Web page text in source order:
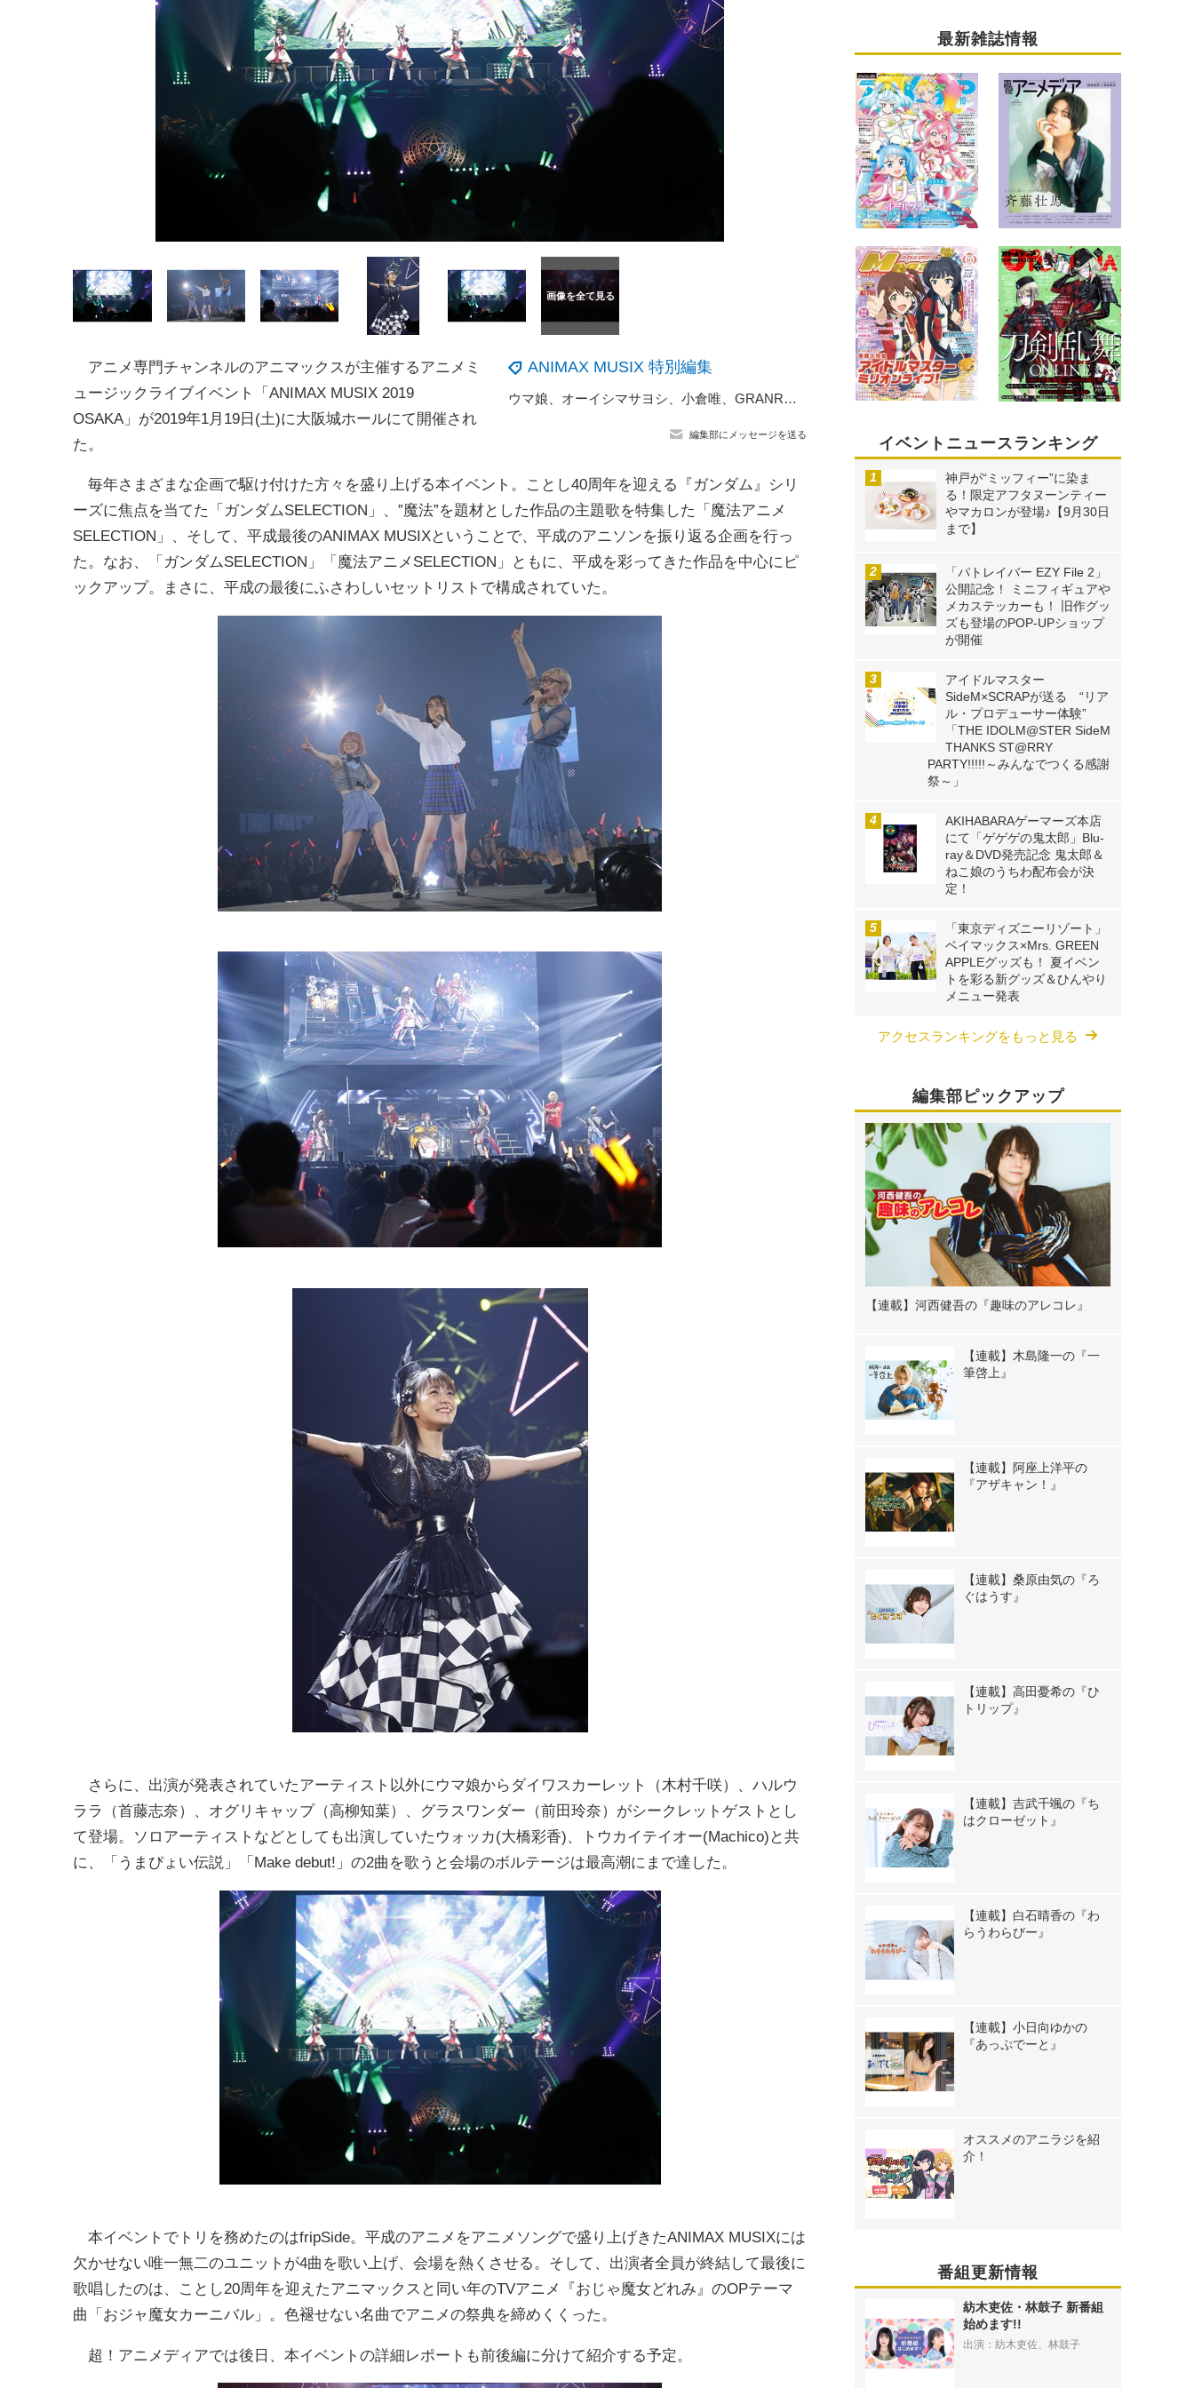
ANIMAX MUSIX 特別編集
ウマ娘、オーイシマサヨシ、小倉唯、GRANRODEOら総勢23組のアーティストに横浜アリ熱狂！「ANIMAX MUSIX 2022」公式レポ
編集部にメッセージを送る
アニメ専門チャンネルのアニマックスが主催するアニメミ
ュージックライブイベント「ANIMAX MUSIX 2019
OSAKA」が2019年1月19日(土)に大阪城ホールにて開催され
た。
毎年さまざまな企画で駆け付けた方々を盛り上げる本イベント。ことし40周年を迎える『ガンダム』シリ
ーズに焦点を当てた「ガンダムSELECTION」、”魔法”を題材とした作品の主題歌を特集した「魔法アニメ
SELECTION」、そして、平成最後のANIMAX MUSIXということで、平成のアニソンを振り返る企画を行っ
た。なお、「ガンダムSELECTION」「魔法アニメSELECTION」ともに、平成を彩ってきた作品を中心にピ
ックアップ。まさに、平成の最後にふさわしいセットリストで構成されていた。
さらに、出演が発表されていたアーティスト以外にウマ娘からダイワスカーレット（木村千咲）、ハルウ
ララ（首藤志奈）、オグリキャップ（高柳知葉）、グラスワンダー（前田玲奈）がシークレットゲストとし
て登場。ソロアーティストなどとしても出演していたウォッカ(大橋彩香)、トウカイテイオー(Machico)と共
に、「うまぴょい伝説」「Make debut!」の2曲を歌うと会場のボルテージは最高潮にまで達した。
本イベントでトリを務めたのはfripSide。平成のアニメをアニメソングで盛り上げきたANIMAX MUSIXには
欠かせない唯一無二のユニットが4曲を歌い上げ、会場を熱くさせる。そして、出演者全員が終結して最後に
歌唱したのは、ことし20周年を迎えたアニマックスと同い年のTVアニメ『おじゃ魔女どれみ』のOPテーマ
曲「おジャ魔女カーニバル」。色褪せない名曲でアニメの祭典を締めくくった。
超！アニメディアでは後日、本イベントの詳細レポートも前後編に分けて紹介する予定。
最新雑誌情報
イベントニュースランキング
神戸が“ミッフィー”に染ま
る！限定アフタヌーンティー
やマカロンが登場♪【9月30日
まで】
「パトレイバー EZY File 2」
公開記念！ ミニフィギュアや
メカステッカーも！ 旧作グッ
ズも登場のPOP-UPショップ
が開催
アイドルマスター
SideM×SCRAPが送る “リア
ル・プロデューサー体験”
「THE IDOLM@STER SideM
THANKS ST@RRY
PARTY!!!!!～みんなでつくる感謝
祭～」
AKIHABARAゲーマーズ本店
にて「ゲゲゲの鬼太郎」Blu-
ray＆DVD発売記念 鬼太郎＆
ねこ娘のうちわ配布会が決
定！
「東京ディズニーリゾート」
ベイマックス×Mrs. GREEN
APPLEグッズも！ 夏イベン
トを彩る新グッズ＆ひんやり
メニュー発表
アクセスランキングをもっと見る
編集部ピックアップ
【連載】河西健吾の『趣味のアレコレ』
【連載】木島隆一の『一
筆啓上』
【連載】阿座上洋平の
『アザキャン！』
【連載】桑原由気の『ろ
ぐはうす』
【連載】高田憂希の『ひ
トリップ』
【連載】吉武千颯の『ち
はクローゼット』
【連載】白石晴香の『わ
らうわらびー』
【連載】小日向ゆかの
『あっぷでーと』
オススメのアニラジを紹
介！
番組更新情報
紡木吏佐・林鼓子 新番組
始めます!!
出演：紡木吏佐、林鼓子